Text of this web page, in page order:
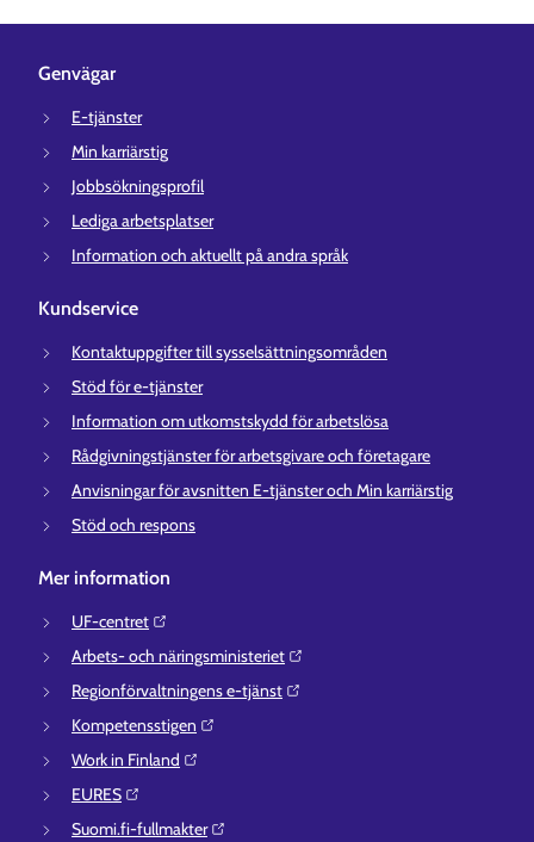
Genvägar
E-tjänster
Min karriärstig
Jobbsökningsprofil
Lediga arbetsplatser
Information och aktuellt på andra språk
Kundservice
Kontaktuppgifter till sysselsättningsområden
Stöd för e-tjänster
Information om utkomstskydd för arbetslösa
Rådgivningstjänster för arbetsgivare och företagare
Anvisningar för avsnitten E-tjänster och Min karriärstig
Stöd och respons
Mer information
UF-centret⁠
Arbets- och näringsministeriet⁠
Regionförvaltningens e-tjänst⁠
Kompetensstigen⁠
Work in Finland⁠
EURES⁠
Suomi.fi-fullmakter⁠